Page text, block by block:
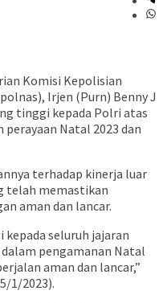
Komisi Kepolisian
Irjen (Purn) Benny J
tinggi kepada Polri atas
Natal 2023 dan
terhadap kinerja luar
telah memastikan
aman dan lancar.
seluruh jajaran
pengamanan Natal
aman dan lancar,”
1/2023).